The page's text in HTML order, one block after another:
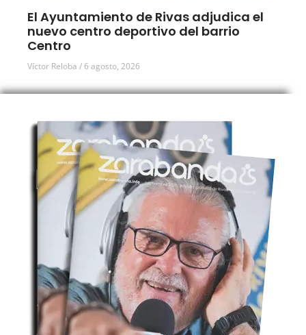
El Ayuntamiento de Rivas adjudica el
nuevo centro deportivo del barrio
Centro
Víctor Reloba 6 agosto, 2026